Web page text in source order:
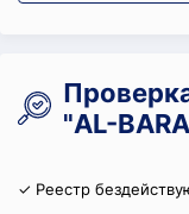
"AL-
✓ Реестр